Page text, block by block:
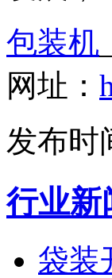
包装机
网址：
发布时
行业新
袋装